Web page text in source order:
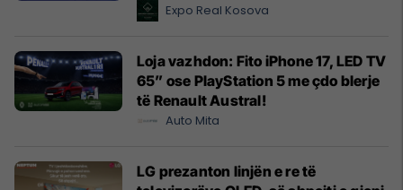
Expo Real Kosova
Loja vazhdon: Fito iPhone 17, LED TV
65” ose PlayStation 5 me çdo blerje
të Renault Austral!
Auto Mita
LG prezanton linjën e re të